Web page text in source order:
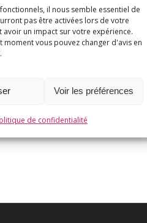
il nous semble essentiel de
pas être activées lors de votre
un impact sur votre expérience.
moment vous pouvez changer d'avis en
Voir les préférences
de confidentialité